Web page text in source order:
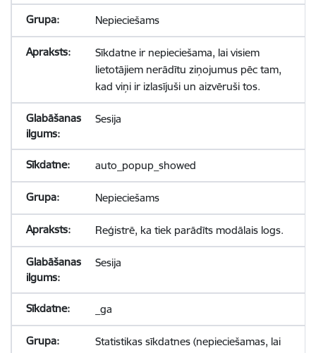
Nepieciešams
Sīkdatne ir nepieciešama, lai visiem
lietotājiem nerādītu ziņojumus pēc tam,
kad viņi ir izlasījuši un aizvēruši tos.
Sesija
auto_popup_showed
Nepieciešams
Reģistrē, ka tiek parādīts modālais logs.
Sesija
_ga
Statistikas sīkdatnes (nepieciešamas, lai